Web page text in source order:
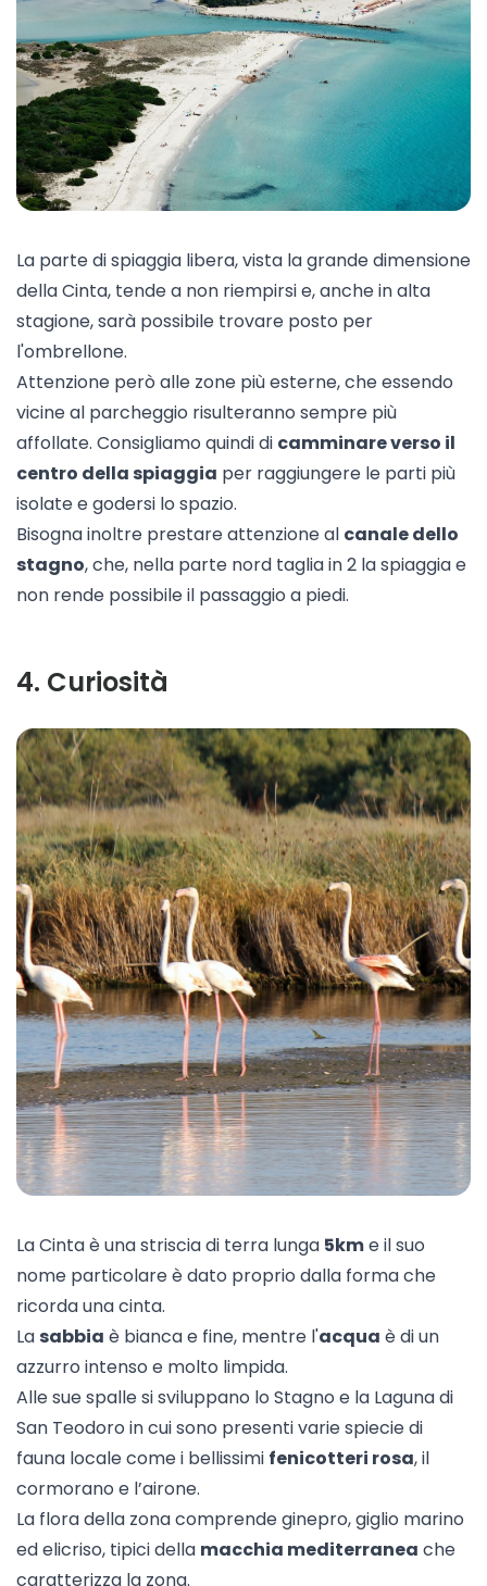
La parte di spiaggia libera, vista la grande dimensione
della Cinta, tende a non riempirsi e, anche in alta
stagione, sarà possibile trovare posto per
l'ombrellone.
Attenzione però alle zone più esterne, che essendo
vicine al parcheggio risulteranno sempre più
affollate. Consigliamo quindi di camminare verso il
centro della spiaggia per raggiungere le parti più
isolate e godersi lo spazio.
Bisogna inoltre prestare attenzione al canale dello
stagno, che, nella parte nord taglia in 2 la spiaggia e
non rende possibile il passaggio a piedi.
4. Curiosità
La Cinta è una striscia di terra lunga 5kme il suo
nome particolare è dato proprio dalla forma che
ricorda una cinta.
La sabbia è bianca e fine, mentre l'acqua è di un
azzurro intenso e molto limpida.
Alle sue spalle si sviluppano lo Stagno e la Laguna di
San Teodoro in cui sono presenti varie spiecie di
fauna locale come i bellissimi fenicotteri rosa, il
cormorano e l’airone.
La flora della zona comprende ginepro, giglio marino
ed elicriso, tipici della macchia mediterranea che
caratterizza la zona.